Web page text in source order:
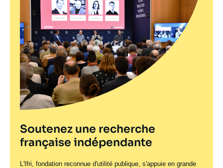
Soutenez une recherche
française indépendante
L'Ifri, fondation reconnue d'utilité publique, s'appuie en grande